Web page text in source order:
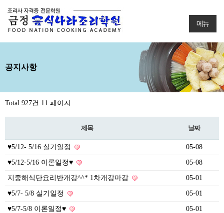
메뉴
공지사항
Total 927건 11 페이지
제목 날짜
♥5/12- 5/16 실기일정 05-08
♥5/12-5/16 이론일정♥ 05-08
지중해식단요리반개강^^* 1차개강마감 05-01
♥5/7- 5/8 실기일정 05-01
♥5/7-5/8 이론일정♥ 05-01